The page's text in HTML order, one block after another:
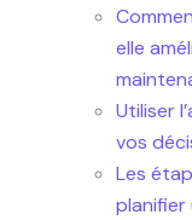
elle
Utiliser
vos
Les
planifier